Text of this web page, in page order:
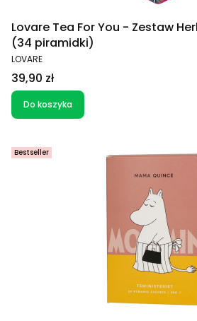
Lovare Tea For You - Zestaw
(34 piramidki)
PRODUCENT
LOVARE
Cena
39,90 zł
Do koszyka
Bestseller